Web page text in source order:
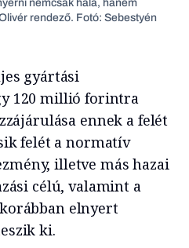
nemcsak hála, hanem
rendező. Fotó: Sebestyén
gyártási
120 millió forintra
ennek a felét
felét a normatív
illetve más hazai
célú, valamint a
elnyert
ki.